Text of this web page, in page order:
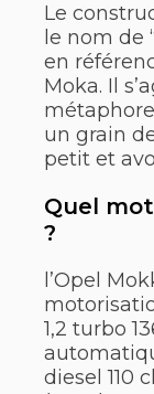
Le
le nom de
en
Moka. Il
un grain
petit et
Quel
?
l’Opel
1,2 turbo
diesel 110